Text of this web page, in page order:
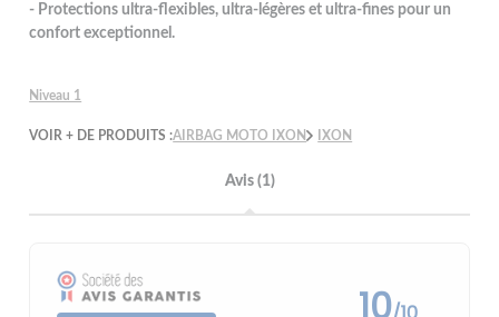
- Protections ultra-flexibles, ultra-légères et ultra-fines pour un
confort exceptionnel.
Niveau 1
VOIR + DE PRODUITS :AIRBAG MOTO IXON IXON
Avis (1)
10